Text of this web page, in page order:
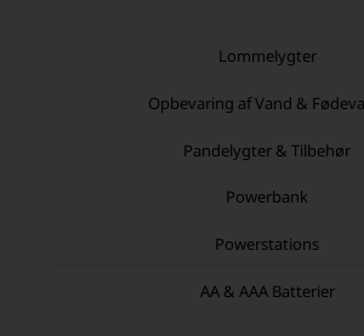
Lommelygter
Opbevaring af Vand &
Pandelygter & Tilbehør
Powerbank
Powerstations
AA & AAA Batterier